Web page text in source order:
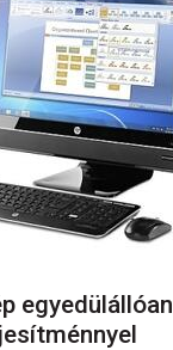
egyedülállóan